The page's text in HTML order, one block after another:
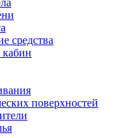
средства
поверхностей